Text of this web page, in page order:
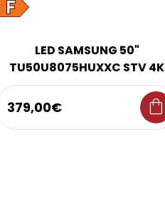
LED SAMSUNG 50"
TU50U8075HUXXC STV 4K
379,00€ shopping_bag